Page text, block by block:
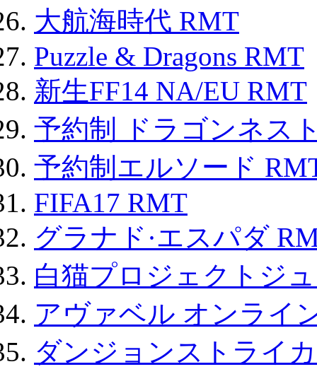
大航海時代 RMT
Puzzle & Dragons RMT
新生FF14 NA/EU RMT
予約制 ドラゴンネス
予約制エルソード
FIFA17 RMT
グラナド·エスパダ
白猫プロジェクトジ
アヴァベル オンライ
ダンジョンストライ